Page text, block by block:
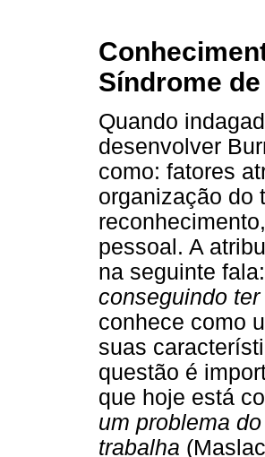
Síndrome
Quando
desenvolver
como: fatores
organização do
pessoal. A
na seguinte fala:
conseguindo
conhece como
suas
questão é
que hoje está
um problema
trabalha